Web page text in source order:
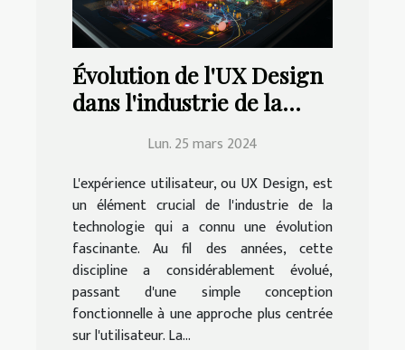
Évolution de l'UX Design
dans l'industrie de la
Lun. 25 mars 2024
L'expérience utilisateur, ou UX Design, est
un élément crucial de l'industrie de la
technologie qui a connu une évolution
fascinante. Au fil des années, cette
discipline a considérablement évolué,
passant d'une simple conception
fonctionnelle à une approche plus centrée
sur l'utilisateur. La...